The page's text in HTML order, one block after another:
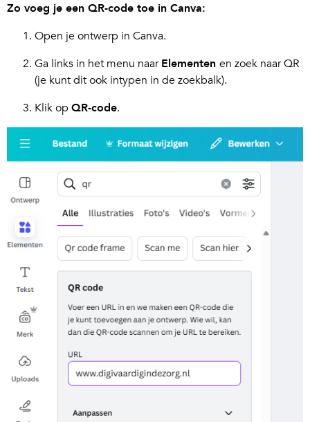
Zo voeg je een QR-code toe in Canva:
Open je ontwerp in Canva.
Ga links in het menu naarElementen en zoek naar QR
(je kunt dit ook intypen in de zoekbalk).
Klik op QR-code.